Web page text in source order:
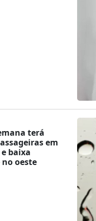
terá
em
baixa
oeste